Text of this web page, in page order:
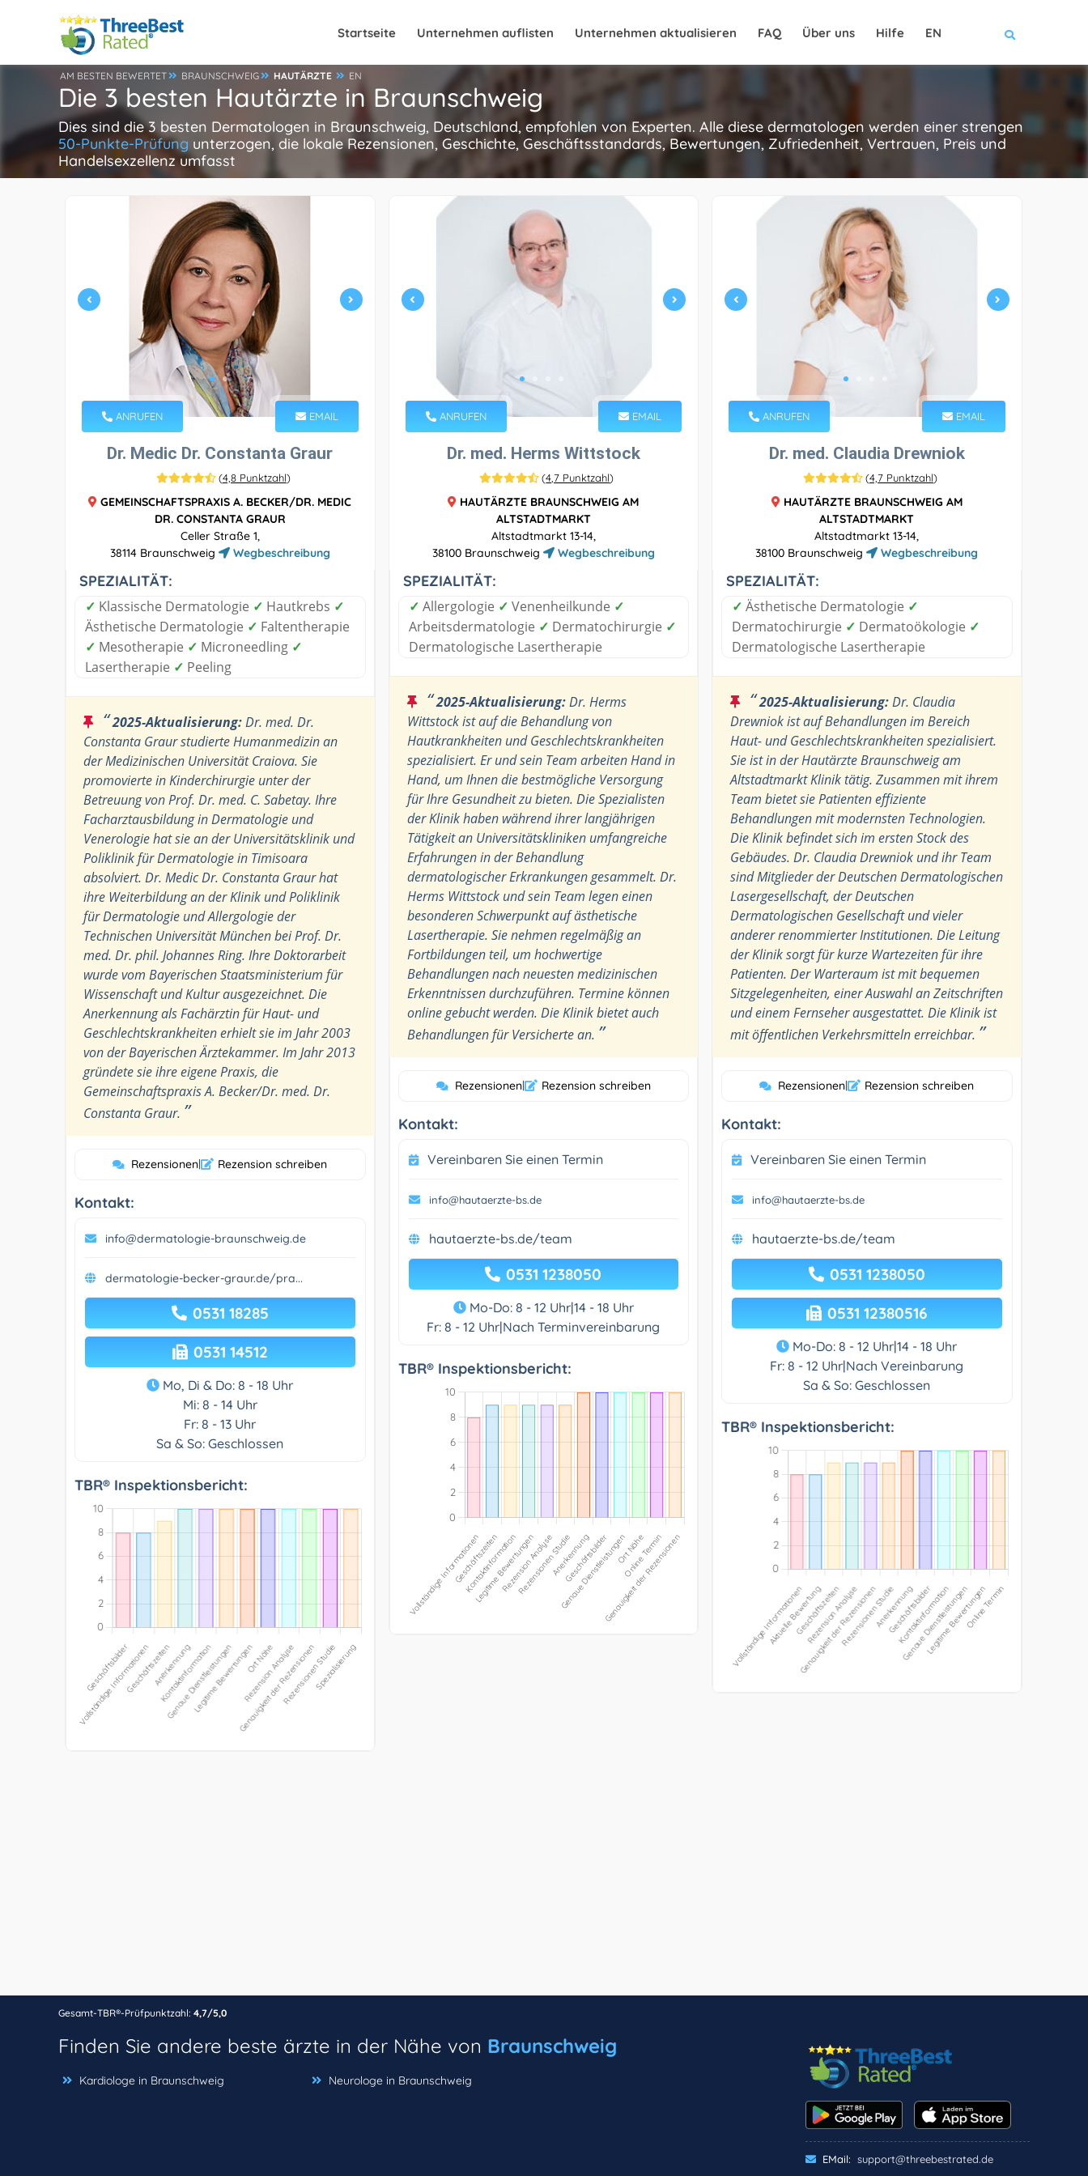
Startseite Unternehmen auflisten Unternehmen aktualisieren FAQ Über uns Hilfe EN
AM BESTEN BEWERTET BRAUNSCHWEIG HAUTÄRZTE EN
Die 3 besten Hautärzte in Braunschweig
Dies sind die 3 besten Dermatologen in Braunschweig, Deutschland, empfohlen von Experten. Alle diese dermatologen werden einer strengen
50-Punkte-Prüfung unterzogen, die lokale Rezensionen, Geschichte, Geschäftsstandards, Bewertungen, Zufriedenheit, Vertrauen, Preis und
Handelsexzellenz umfasst
ANRUFEN EMAIL
Dr. Medic Dr. Constanta Graur
(4,8 Punktzahl)
GEMEINSCHAFTSPRAXIS A. BECKER/DR. MEDIC
DR. CONSTANTA GRAUR
Celler Straße 1,
38114 Braunschweig
Wegbeschreibung
SPEZIALITÄT:
✓ Klassische Dermatologie ✓ Hautkrebs ✓
Ästhetische Dermatologie ✓ Faltentherapie
✓ Mesotherapie ✓ Microneedling ✓
Lasertherapie ✓ Peeling
“2025-Aktualisierung:Dr. med. Dr.
Constanta Graur studierte Humanmedizin an
der Medizinischen Universität Craiova. Sie
promovierte in Kinderchirurgie unter der
Betreuung von Prof. Dr. med. C. Sabetay. Ihre
Facharztausbildung in Dermatologie und
Venerologie hat sie an der Universitätsklinik und
Poliklinik für Dermatologie in Timisoara
absolviert. Dr. Medic Dr. Constanta Graur hat
ihre Weiterbildung an der Klinik und Poliklinik
für Dermatologie und Allergologie der
Technischen Universität München bei Prof. Dr.
med. Dr. phil. Johannes Ring. Ihre Doktorarbeit
wurde vom Bayerischen Staatsministerium für
Wissenschaft und Kultur ausgezeichnet. Die
Anerkennung als Fachärztin für Haut- und
Geschlechtskrankheiten erhielt sie im Jahr 2003
von der Bayerischen Ärztekammer. Im Jahr 2013
gründete sie ihre eigene Praxis, die
Gemeinschaftspraxis A. Becker/Dr. med. Dr.
Constanta Graur. ”
Rezensionen| Rezension schreiben
Kontakt:
info@dermatologie-braunschweig.de
dermatologie-becker-graur.de/pra...
0531 18285
0531 14512
Mo, Di & Do: 8 - 18 Uhr
Mi: 8 - 14 Uhr
Fr: 8 - 13 Uhr
Sa & So: Geschlossen
TBR® Inspektionsbericht:
ANRUFEN EMAIL
Dr. med. Herms Wittstock
(4,7 Punktzahl)
HAUTÄRZTE BRAUNSCHWEIG AM
ALTSTADTMARKT
Altstadtmarkt 13-14,
38100 Braunschweig
Wegbeschreibung
SPEZIALITÄT:
✓ Allergologie ✓ Venenheilkunde ✓
Arbeitsdermatologie ✓ Dermatochirurgie ✓
Dermatologische Lasertherapie
“2025-Aktualisierung:Dr. Herms
Wittstock ist auf die Behandlung von
Hautkrankheiten und Geschlechtskrankheiten
spezialisiert. Er und sein Team arbeiten Hand in
Hand, um Ihnen die bestmögliche Versorgung
für Ihre Gesundheit zu bieten. Die Spezialisten
der Klinik haben während ihrer langjährigen
Tätigkeit an Universitätskliniken umfangreiche
Erfahrungen in der Behandlung
dermatologischer Erkrankungen gesammelt. Dr.
Herms Wittstock und sein Team legen einen
besonderen Schwerpunkt auf ästhetische
Lasertherapie. Sie nehmen regelmäßig an
Fortbildungen teil, um hochwertige
Behandlungen nach neuesten medizinischen
Erkenntnissen durchzuführen. Termine können
online gebucht werden. Die Klinik bietet auch
Behandlungen für Versicherte an. ”
Rezensionen| Rezension schreiben
Kontakt:
Vereinbaren Sie einen Termin
info@hautaerzte-bs.de
hautaerzte-bs.de/team
0531 1238050
Mo-Do: 8 - 12 Uhr|14 - 18 Uhr
Fr: 8 - 12 Uhr|Nach Terminvereinbarung
TBR® Inspektionsbericht:
ANRUFEN EMAIL
Dr. med. Claudia Drewniok
(4,7 Punktzahl)
HAUTÄRZTE BRAUNSCHWEIG AM
ALTSTADTMARKT
Altstadtmarkt 13-14,
38100 Braunschweig
Wegbeschreibung
SPEZIALITÄT:
✓ Ästhetische Dermatologie ✓
Dermatochirurgie ✓ Dermatoökologie ✓
Dermatologische Lasertherapie
“2025-Aktualisierung:Dr. Claudia
Drewniok ist auf Behandlungen im Bereich
Haut- und Geschlechtskrankheiten spezialisiert.
Sie ist in der Hautärzte Braunschweig am
Altstadtmarkt Klinik tätig. Zusammen mit ihrem
Team bietet sie Patienten effiziente
Behandlungen mit modernsten Technologien.
Die Klinik befindet sich im ersten Stock des
Gebäudes. Dr. Claudia Drewniok und ihr Team
sind Mitglieder der Deutschen Dermatologischen
Lasergesellschaft, der Deutschen
Dermatologischen Gesellschaft und vieler
anderer renommierter Institutionen. Die Leitung
der Klinik sorgt für kurze Wartezeiten für ihre
Patienten. Der Warteraum ist mit bequemen
Sitzgelegenheiten, einer Auswahl an Zeitschriften
und einem Fernseher ausgestattet. Die Klinik ist
mit öffentlichen Verkehrsmitteln erreichbar. ”
Rezensionen| Rezension schreiben
Kontakt:
Vereinbaren Sie einen Termin
info@hautaerzte-bs.de
hautaerzte-bs.de/team
0531 1238050
0531 12380516
Mo-Do: 8 - 12 Uhr|14 - 18 Uhr
Fr: 8 - 12 Uhr|Nach Vereinbarung
Sa & So: Geschlossen
TBR® Inspektionsbericht:
Gesamt-TBR®-Prüfpunktzahl: 4,7/5,0
Finden Sie andere beste ärzte in der Nähe von Braunschweig
Kardiologe in Braunschweig Neurologe in Braunschweig
EMail: support@threebestrated.de